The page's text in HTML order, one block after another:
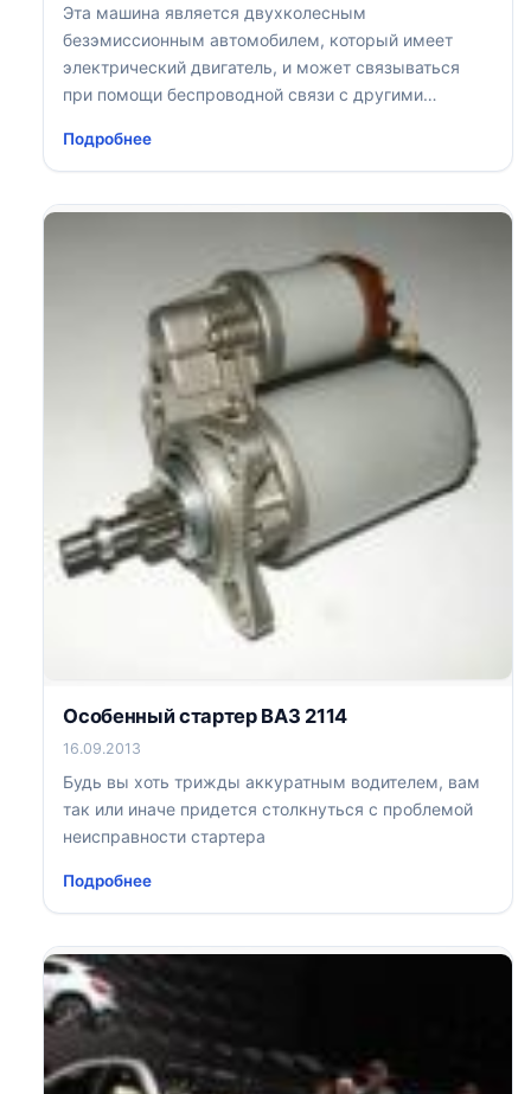
Эта машина является двухколесным
безэмиссионным автомобилем, который имеет
электрический двигатель, и может связываться
при помощи беспроводной связи с другими
Подробнее
Особенный стартер ВАЗ 2114
16.09.2013
Будь вы хоть трижды аккуратным водителем, вам
так или иначе придется столкнуться с проблемой
неисправности стартера
Подробнее